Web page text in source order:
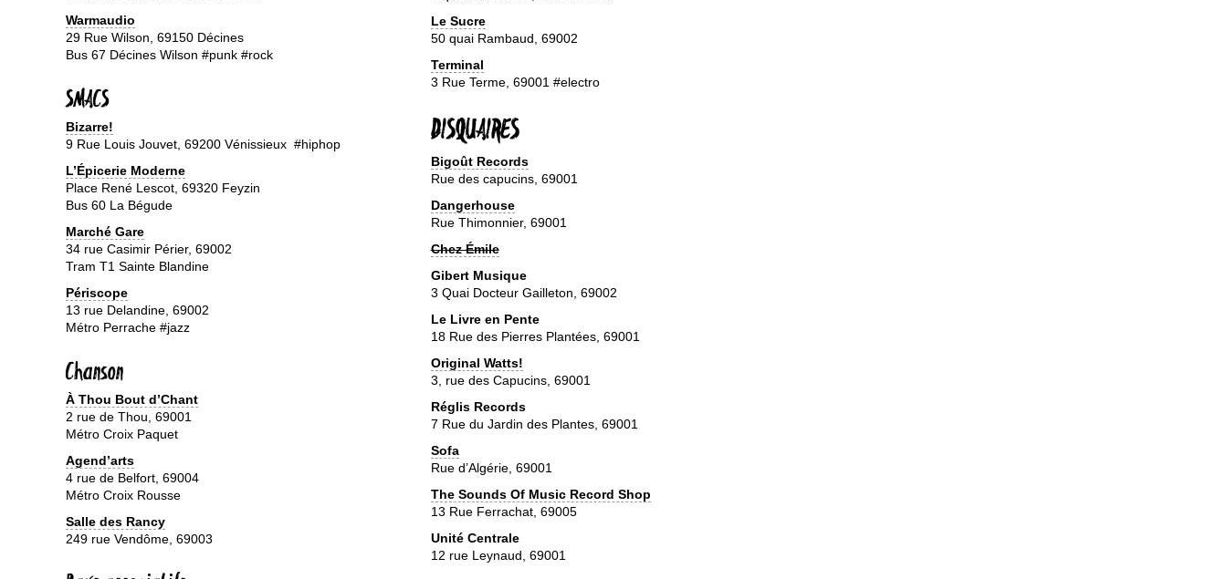
Warmaudio
29 Rue Wilson, 69150 Décines
Bus 67 Décines Wilson #punk #rock
SMACS
Bizarre!
9 Rue Louis Jouvet, 69200 Vénissieux #hiphop
L’Épicerie Moderne
Place René Lescot, 69320 Feyzin
Bus 60 La Bégude
Marché Gare
34 rue Casimir Périer, 69002
Tram T1 Sainte Blandine
Périscope
13 rue Delandine, 69002
Métro Perrache #jazz
Chanson
À Thou Bout d’Chant
2 rue de Thou, 69001
Métro Croix Paquet
Agend’arts
4 rue de Belfort, 69004
Métro Croix Rousse
Salle des Rancy
249 rue Vendôme, 69003
Le Sucre
50 quai Rambaud, 69002
Terminal
3 Rue Terme, 69001 #electro
DISQUAIRES
Bigoût Records
Rue des capucins, 69001
Dangerhouse
Rue Thimonnier, 69001
Chez Émile
Gibert Musique
3 Quai Docteur Gailleton, 69002
Le Livre en Pente
18 Rue des Pierres Plantées, 69001
Original Watts!
3, rue des Capucins, 69001
Réglis Records
7 Rue du Jardin des Plantes, 69001
Sofa
Rue d’Algérie, 69001
The Sounds Of Music Record Shop
13 Rue Ferrachat, 69005
Unité Centrale
12 rue Leynaud, 69001